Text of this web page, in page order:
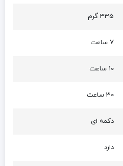
335 گرم
7 ساعت
10 ساعت
30 ساعت
دکمه ای
دارد